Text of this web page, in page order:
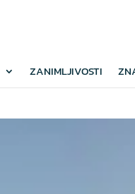
ZANIMLJIVOSTI